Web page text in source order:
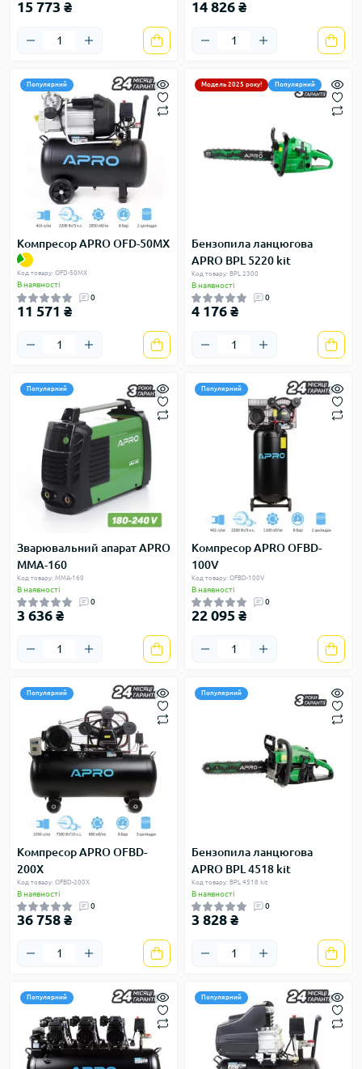
15 773 ₴ 14 826 ₴
Популярний
Компресор APRO OFD-50MX
Код товару: OFD-50MX
В наявності
0
11 571 ₴
Модель 2025 року! Популярний
Бензопила ланцюгова
APRO BPL 5220 kit
Код товару: BPL 2300
В наявності
0
4 176 ₴
Популярний
Зварювальний апарат APRO
MMA-160
Код товару: MMA-160
В наявності
0
3 636 ₴
Популярний
Компресор APRO OFBD-
100V
Код товару: OFBD-100V
В наявності
0
22 095 ₴
Популярний
Компресор APRO OFBD-
200X
Код товару: OFBD-200X
В наявності
0
36 758 ₴
Популярний
Бензопила ланцюгова
APRO BPL 4518 kit
Код товару: BPL 4518 kit
В наявності
0
3 828 ₴
Популярний Популярний